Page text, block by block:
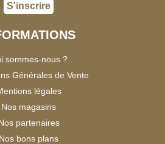
S'inscrire
sommes-nous ?
Générales de Vente
légales
Nos magasins
partenaires
Nos bons plans